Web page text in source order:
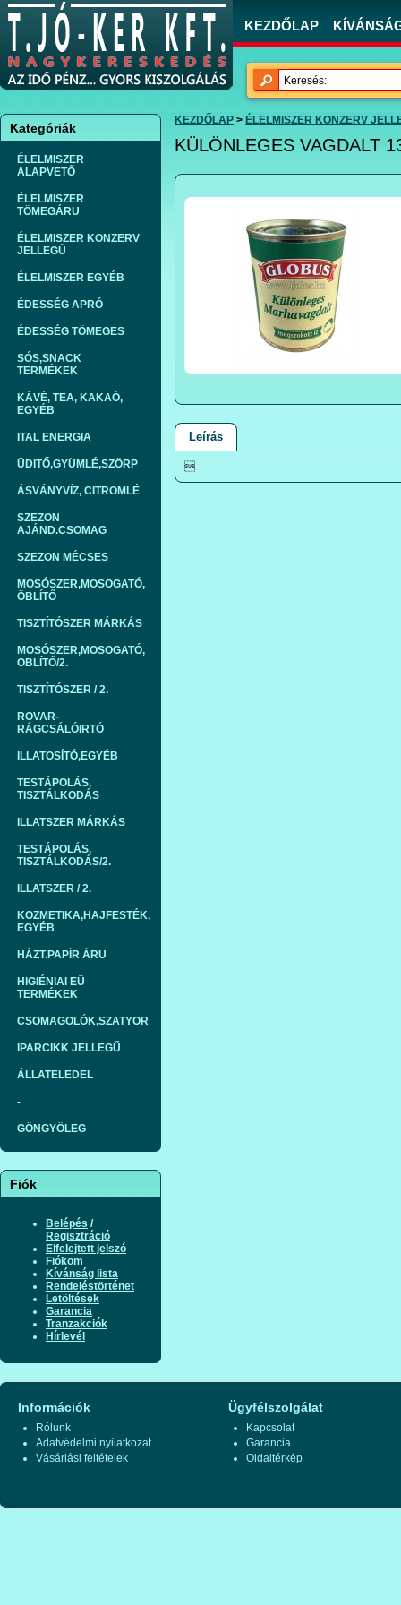
KEZDŐLAP
Kategóriák
ÉLELMISZER
ALAPVETŐ
ÉLELMISZER
TÖMEGÁRU
ÉLELMISZER KONZERV
JELLEGŰ
ÉLELMISZER EGYÉB
ÉDESSÉG APRÓ
ÉDESSÉG TÖMEGES
SÓS,SNACK
TERMÉKEK
KÁVÉ, TEA, KAKAÓ,
EGYÉB
ITAL ENERGIA
ÜDITŐ,GYÜMLÉ,SZÖRP
ÁSVÁNYVÍZ, CITROMLÉ
SZEZON
AJÁND.CSOMAG
SZEZON MÉCSES
MOSÓSZER,MOSOGATÓ,
ÖBLÍTŐ
TISZTÍTÓSZER MÁRKÁS
MOSÓSZER,MOSOGATÓ,
ÖBLÍTŐ/2.
TISZTÍTÓSZER / 2.
ROVAR-
RÁGCSÁLÓIRTÓ
ILLATOSÍTÓ,EGYÉB
TESTÁPOLÁS,
TISZTÁLKODÁS
ILLATSZER MÁRKÁS
TESTÁPOLÁS,
TISZTÁLKODÁS/2.
ILLATSZER / 2.
KOZMETIKA,HAJFESTÉK,
EGYÉB
HÁZT.PAPÍR ÁRU
HIGIÉNIAI EÜ
TERMÉKEK
CSOMAGOLÓK,SZATYOR
IPARCIKK JELLEGŰ
ÁLLATELEDEL
-
GÖNGYÖLEG
Fiók
Belépés /
Regisztráció
Elfelejtett jelszó
Fiókom
Kívánság lista
Rendeléstörténet
Letöltések
Garancia
Tranzakciók
Hírlevél
KEZDŐLAP > ÉLELMISZER KONZERV
KÜLÖNLEGES VAGDALT
Leírás

Információk
Rólunk
Adatvédelmi nyilatkozat
Vásárlási feltételek
Ügyfélszolgálat
Kapcsolat
Garancia
Oldaltérkép